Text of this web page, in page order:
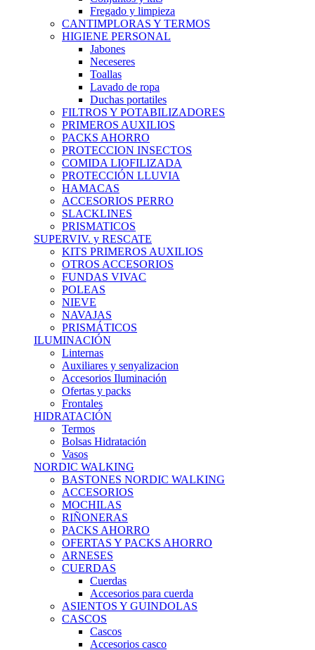
Fregado y limpieza
CANTIMPLORAS Y TERMOS
HIGIENE PERSONAL
Jabones
Neceseres
Toallas
Lavado de ropa
Duchas portatiles
FILTROS Y POTABILIZADORES
PRIMEROS AUXILIOS
PACKS AHORRO
PROTECCION INSECTOS
COMIDA LIOFILIZADA
PROTECCIÓN LLUVIA
HAMACAS
ACCESORIOS PERRO
SLACKLINES
PRISMATICOS
SUPERVIV. y RESCATE
KITS PRIMEROS AUXILIOS
OTROS ACCESORIOS
FUNDAS VIVAC
POLEAS
NIEVE
NAVAJAS
PRISMÁTICOS
ILUMINACIÓN
Linternas
Auxiliares y senyalizacion
Accesorios Iluminación
Ofertas y packs
Frontales
HIDRATACIÓN
Termos
Bolsas Hidratación
Vasos
NORDIC WALKING
BASTONES NORDIC WALKING
ACCESORIOS
MOCHILAS
RIÑONERAS
PACKS AHORRO
OFERTAS Y PACKS AHORRO
ARNESES
CUERDAS
Cuerdas
Accesorios para cuerda
ASIENTOS Y GUINDOLAS
CASCOS
Cascos
Accesorios casco